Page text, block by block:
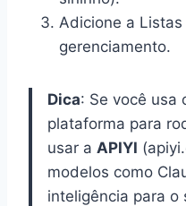
Adicione a
gerenciamento.
Dica: Se você usa
plataforma para
usar a APIYI
modelos como
inteligência para o